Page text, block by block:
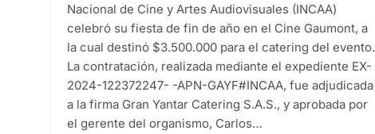
Nacional de Cine y Artes Audiovisuales (INCAA)
celebró su fiesta de fin de año en el Cine Gaumont, a
la cual destinó $3.500.000 para el catering del evento.
La contratación, realizada mediante el expediente EX-
2024-122372247- -APN-GAYF#INCAA, fue adjudicada
a la firma Gran Yantar Catering S.A.S., y aprobada por
el gerente del organismo, Carlos…